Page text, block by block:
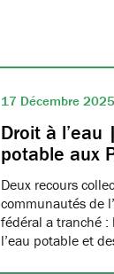
17 Décembre 2025
Droit à l’eau
potable aux
Deux recours
communautés de
fédéral a tranché
l’eau potable et